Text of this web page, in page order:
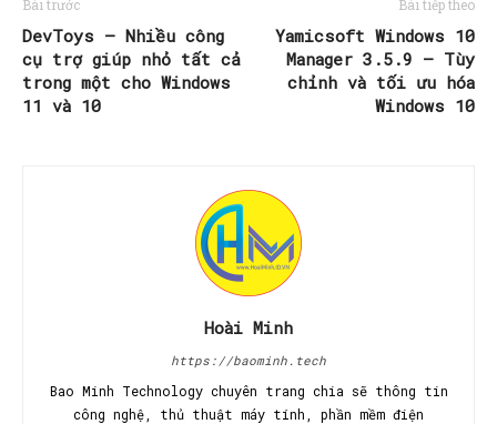
Bài trước
DevToys – Nhiều công
cụ trợ giúp nhỏ tất cả
trong một cho Windows
11 và 10
Bài tiếp theo
Yamicsoft Windows 10
Manager 3.5.9 – Tùy
chỉnh và tối ưu hóa
Windows 10
Hoài Minh
https://baominh.tech
Bao Minh Technology chuyên trang chia sẽ thông tin
công nghệ, thủ thuật máy tính, phần mềm điện